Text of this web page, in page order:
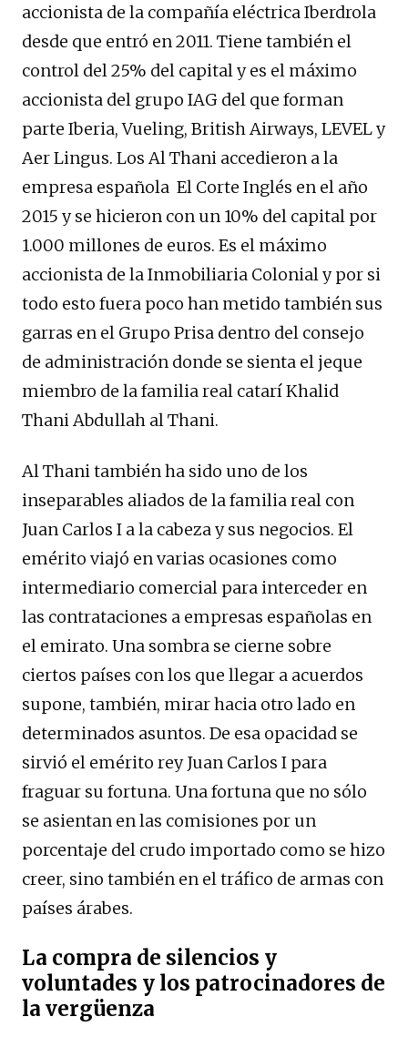
accionista de la compañía eléctrica Iberdrola
desde que entró en 2011. Tiene también el
control del 25% del capital y es el máximo
accionista del grupo IAG del que forman
parte Iberia, Vueling, British Airways, LEVEL y
Aer Lingus. Los Al Thani accedieron a la
empresa española El Corte Inglés en el año
2015 y se hicieron con un 10% del capital por
1.000 millones de euros. Es el máximo
accionista de la Inmobiliaria Colonial y por si
todo esto fuera poco han metido también sus
garras en el Grupo Prisa dentro del consejo
de administración donde se sienta el jeque
miembro de la familia real catarí Khalid
Thani Abdullah al Thani.
Al Thani también ha sido uno de los
inseparables aliados de la familia real con
Juan Carlos I a la cabeza y sus negocios. El
emérito viajó en varias ocasiones como
intermediario comercial para interceder en
las contrataciones a empresas españolas en
el emirato. Una sombra se cierne sobre
ciertos países con los que llegar a acuerdos
supone, también, mirar hacia otro lado en
determinados asuntos. De esa opacidad se
sirvió el emérito rey Juan Carlos I para
fraguar su fortuna. Una fortuna que no sólo
se asientan en las comisiones por un
porcentaje del crudo importado como se hizo
creer, sino también en el tráfico de armas con
países árabes.
La compra de silencios y
voluntades y los patrocinadores de
la vergüenza